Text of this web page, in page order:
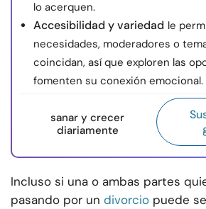
lo acerquen.
Accesibilidad y variedad le
necesidades, moderadores o
coincidan, así que exploren las
fomenten su conexión emocional.
sanar y crecer
diariamente
Incluso si una o ambas partes
pasando por un divorcio puede